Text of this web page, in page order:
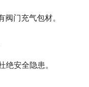
门充气包材。
绝安全隐患。